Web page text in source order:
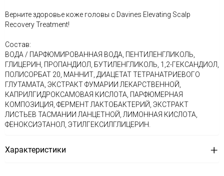
Верните здоровье коже головы с Davines Elevating Scalp
Recovery Treatment!
Состав:
ВОДА / ПАРФЮМИРОВАННАЯ ВОДА, ПЕНТИЛЕНГЛИКОЛЬ,
ГЛИЦЕРИН, ПРОПАНДИОЛ, БУТИЛЕНГЛИКОЛЬ, 1,2-ГЕКСАНДИОЛ,
ПОЛИСОРБАТ 20, МАННИТ, ДИАЦЕТАТ ТЕТРАНАТРИЕВОГО
ГЛУТАМАТА, ЭКСТРАКТ ФУМАРИИ ЛЕКАРСТВЕННОЙ,
КАПРИЛГИДРОКСАМОВАЯ КИСЛОТА, ПАРФЮМЕРНАЯ
КОМПОЗИЦИЯ, ФЕРМЕНТ ЛАКТОБАКТЕРИЙ, ЭКСТРАКТ
ЛИСТЬЕВ ТАСМАНИИ ЛАНЦЕТНОЙ, ЛИМОННАЯ КИСЛОТА,
ФЕНОКСИЭТАНОЛ, ЭТИЛГЕКСИЛГЛИЦЕРИН.
Характеристики